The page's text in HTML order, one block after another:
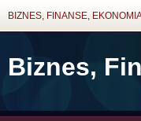
BIZNES, FINANSE,
Biznes,